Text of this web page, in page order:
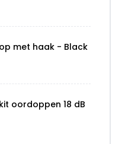
met haak - Black
oordoppen 18 dB